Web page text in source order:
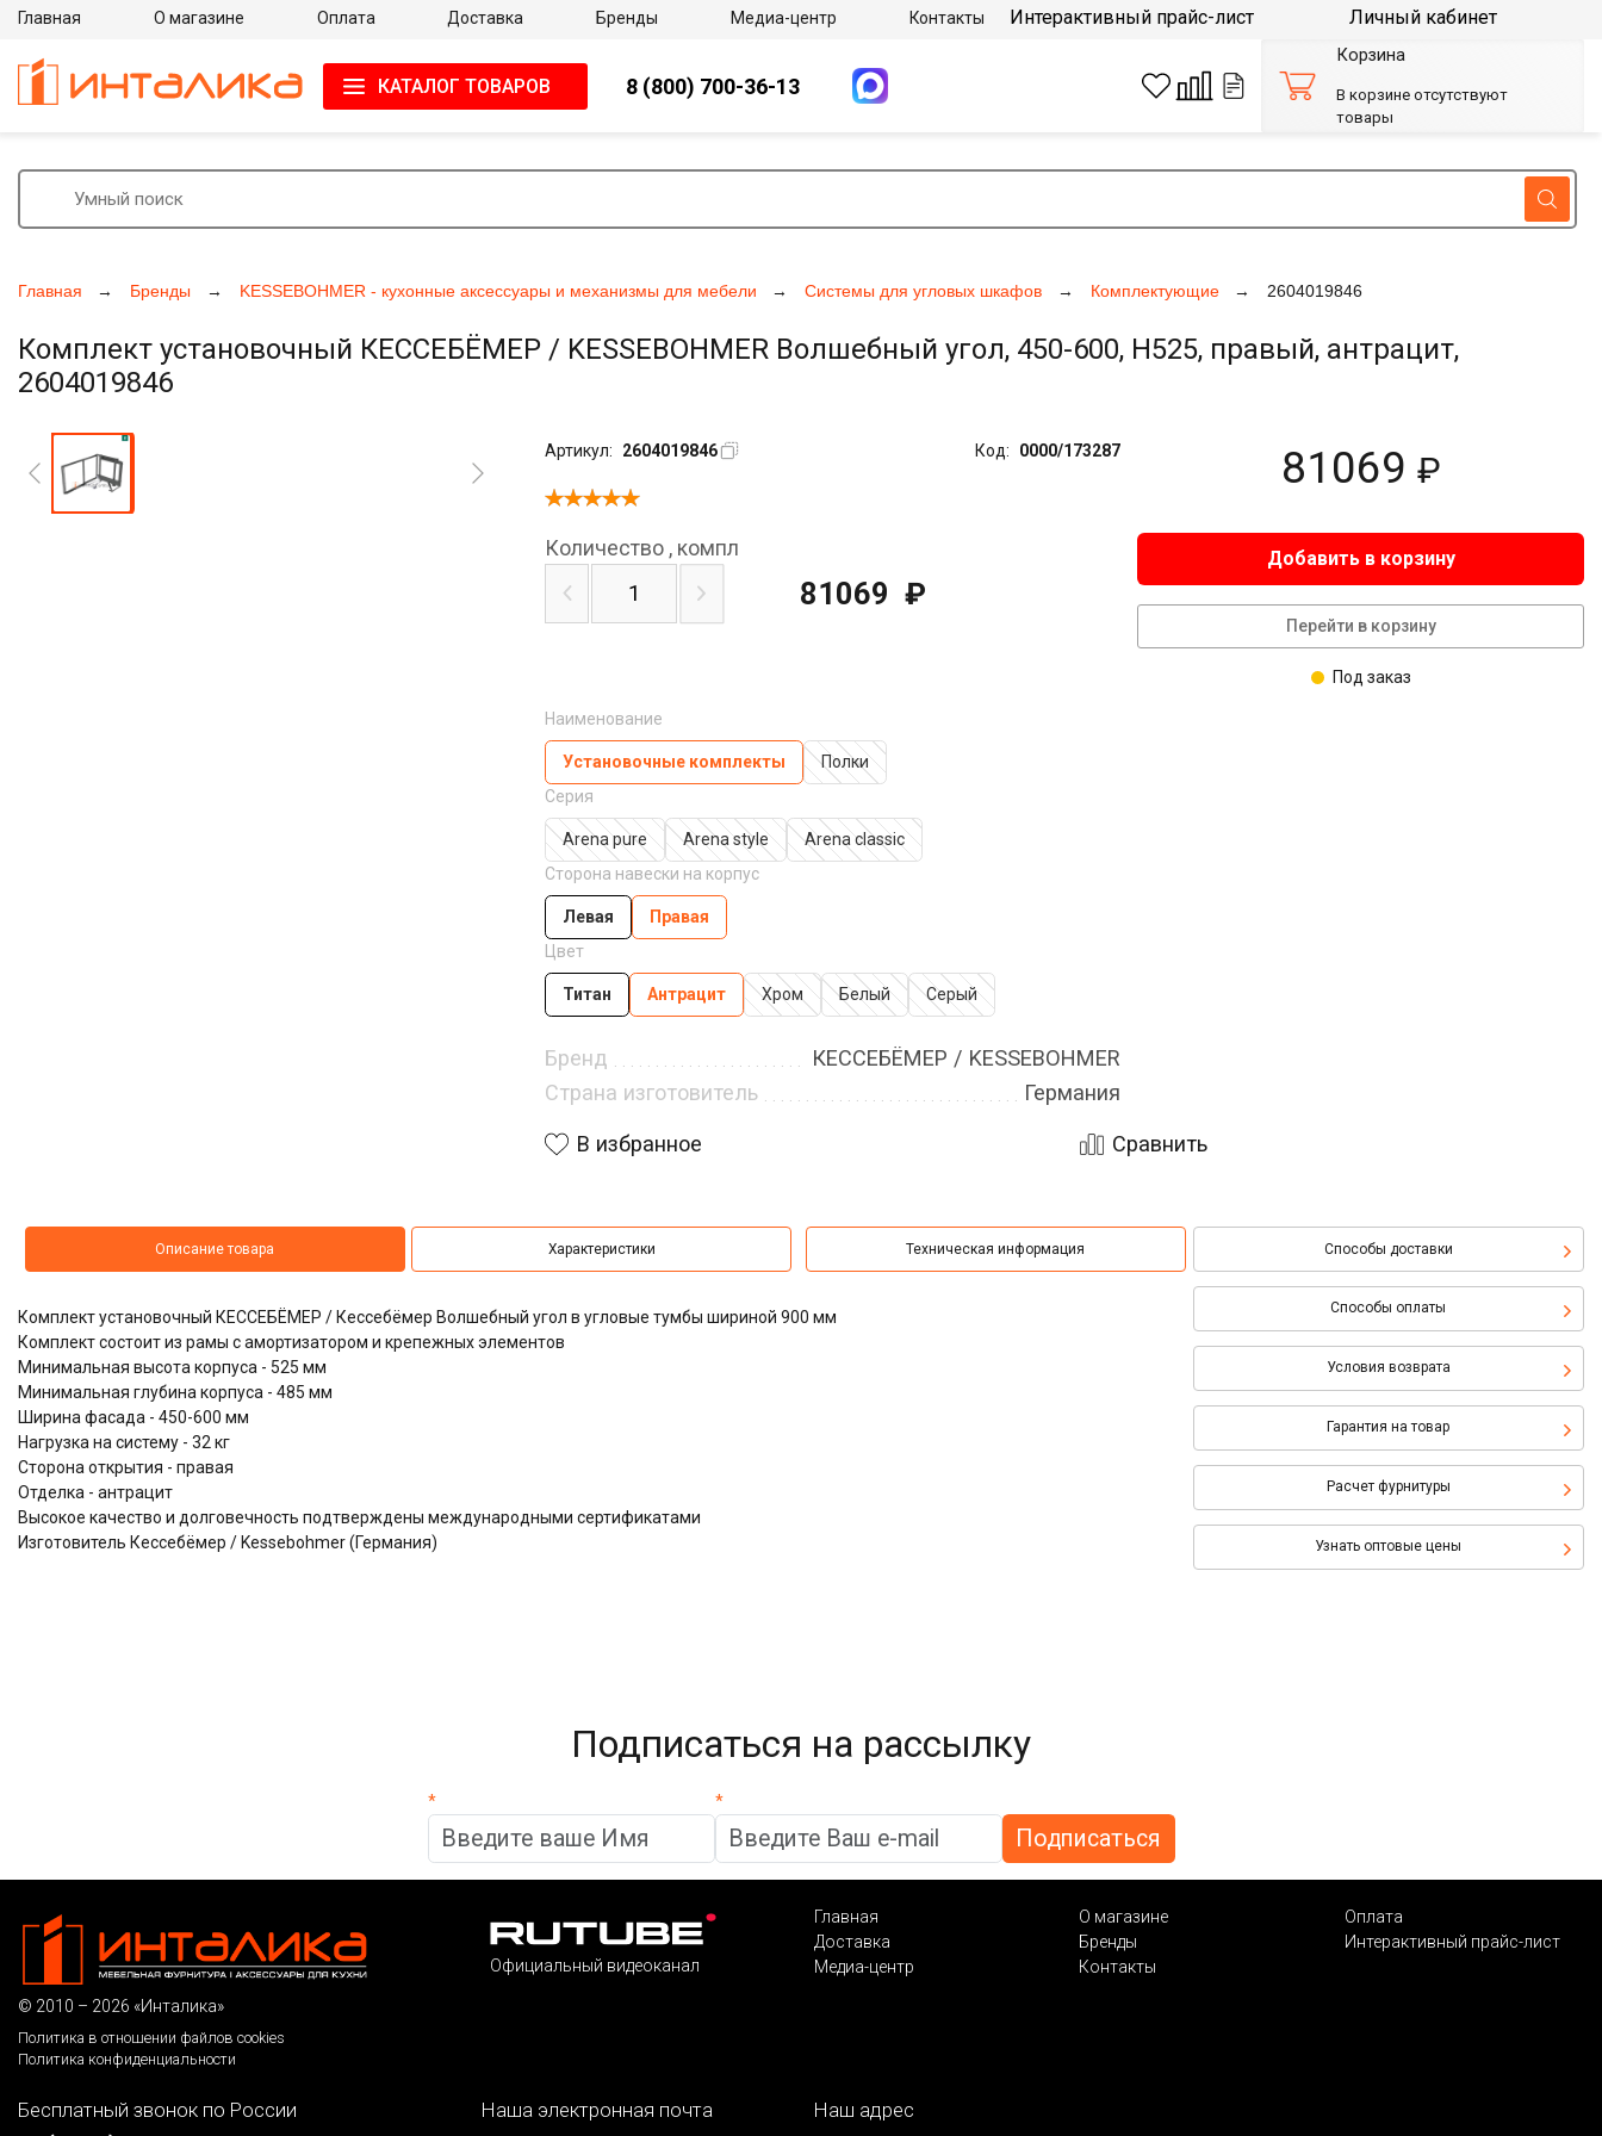
Главная Бренды KESSEBOHMER - кухонные аксессуары и механизмы для мебели Системы для угловых шкафов Комплектующие 2604019846
Комплект установочный КЕССЕБЁМЕР / KESSEBOHMER Волшебный угол, 450-600, H525, правый, антрацит,
2604019846
Артикул: 2604019846 Код: 0000/173287 81069 ₽
Наименование
Установочные комплекты
Полки
Серия
Arena pure Arena style
Arena classic
Сторона навески на корпус
Левая
Правая
Цвет
Титан Антрацит Хром Белый Серый
Бренд
КЕССЕБЁМЕР / KESSEBOHMER
Страна изготовитель
Германия
Количество , компл
81069 ₽
Добавить в корзину
Перейти в корзину
Под заказ
В избранное Сравнить
Описание товара Характеристики Техническая информация Способы доставки
Способы оплаты
Условия возврата
Гарантия на товар
Расчет фурнитуры
Узнать оптовые цены
Комплект установочный КЕССЕБЁМЕР / Кессебёмер Волшебный угол в угловые тумбы шириной 900 мм
Комплект состоит из рамы с амортизатором и крепежных элементов
Минимальная высота корпуса - 525 мм
Минимальная глубина корпуса - 485 мм
Ширина фасада - 450-600 мм
Нагрузка на систему - 32 кг
Сторона открытия - правая
Отделка - антрацит
Высокое качество и долговечность подтверждены международными сертификатами
Изготовитель Кессебёмер / Kessebohmer (Германия)
Главная О магазине Оплата Доставка Бренды Медиа-центр Контакты Интерактивный прайс-лист Личный кабинет
КАТАЛОГ ТОВАРОВ 8 (800) 700-36-13
Корзина
В корзине отсутствуют
товары
Подписаться на рассылку
* *
© 2010 – 2026 «Инталика»
Политика в отношении файлов cookies
Политика конфиденциальности
Официальный видеоканал
Главная О магазине
Оплата
Доставка
Бренды
Интерактивный прайс-лист
Медиа-центр
Контакты
Бесплатный звонок по России Наша электронная почта Наш адрес